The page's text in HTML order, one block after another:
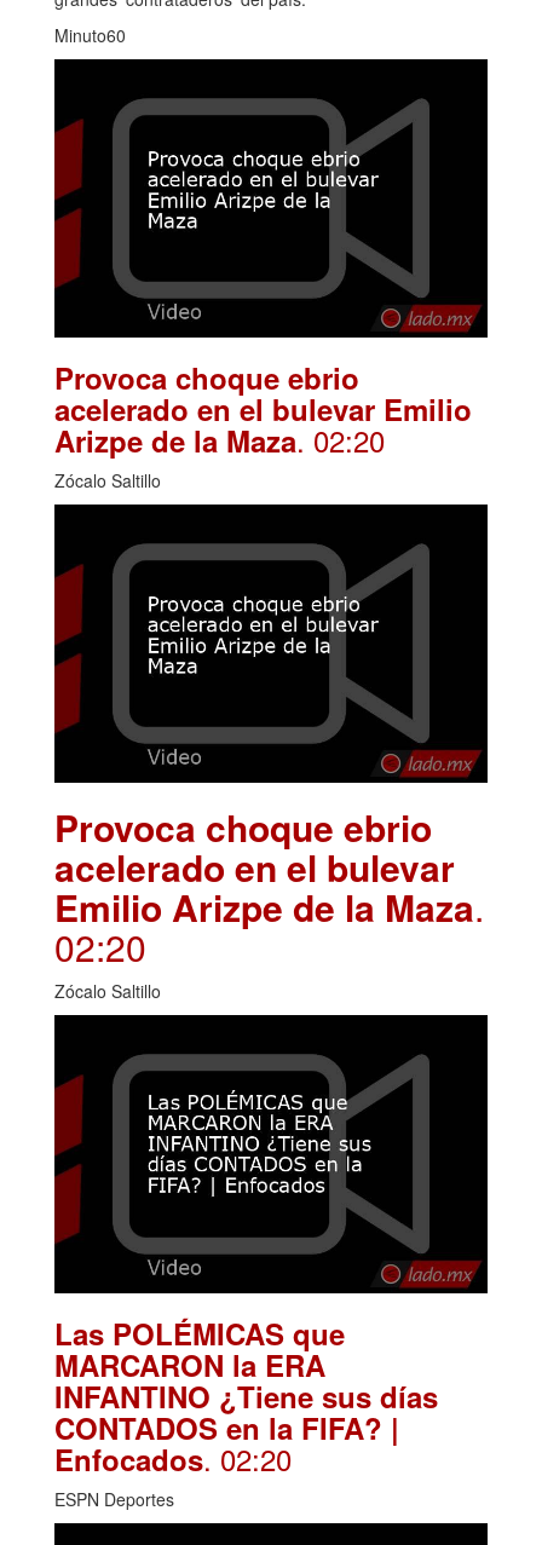
Minuto60
Provoca choque ebrio
acelerado en el bulevar Emilio
Arizpe de la Maza. 02:20
Zócalo Saltillo
Provoca choque ebrio
acelerado en el bulevar
Emilio Arizpe de la Maza.
02:20
Zócalo Saltillo
Las POLÉMICAS que
MARCARON la ERA
INFANTINO ¿Tiene sus días
CONTADOS en la FIFA? |
Enfocados. 02:20
ESPN Deportes